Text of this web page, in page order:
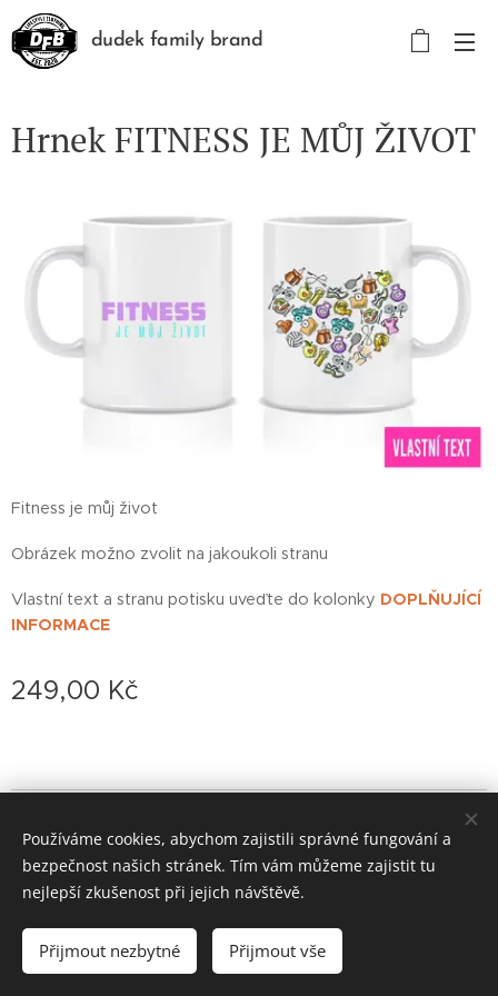
dudek family brand
Hrnek FITNESS JE MŮJ ŽIVOT
Fitness je můj život
Obrázek možno zvolit na jakoukoli stranu
Vlastní text a stranu potisku uveďte do kolonky DOPLŇUJÍCÍ
INFORMACE
249,00 Kč
Do košíku
zoufalá doba si žádá zoufalé činy (od roku 2020)
Cookies
Používáme cookies, abychom zajistili správné fungování a
bezpečnost našich stránek. Tím vám můžeme zajistit tu
nejlepší zkušenost při jejich návštěvě.
Přijmout nezbytné Přijmout vše